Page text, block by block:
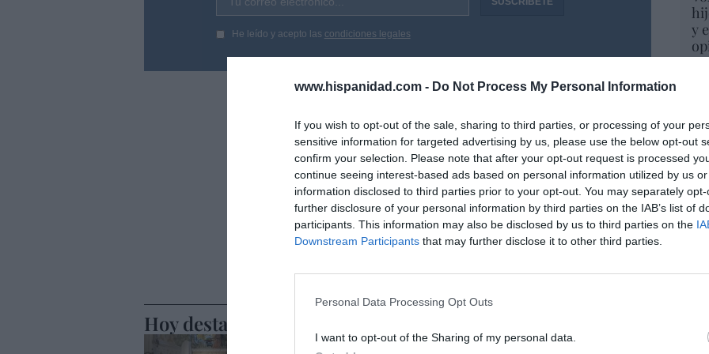
www.hispanidad.com - Do Not Process My Personal Information
If you wish to opt-out of the sale, sharing to third parties, or processing of your
sensitive information for targeted advertising by us, please use the below opt-out
confirm your selection. Please note that after your opt-out request is processed
continue seeing interest-based ads based on personal information utilized by us
information disclosed to third parties prior to your opt-out. You may separately
further disclosure of your personal information by third parties on the IAB’s list of
participants. This information may also be disclosed by us to third parties on the
Downstream Participants that may further disclose it to other third parties.
Personal Data Processing Opt Outs
I want to opt-out of the Sharing of my personal data.
He leído y acepto las condiciones legales
Hoy destacamos
SOCIEDAD
y